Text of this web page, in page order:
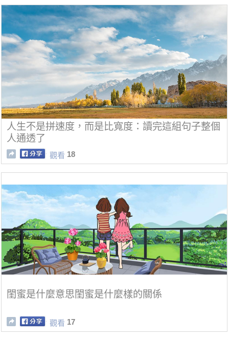
人生不是拼速度，而是比寬度：讀完這組句子整個
人通透了
觀看 18
閨蜜是什麼意思閨蜜是什麼樣的關係
觀看 17